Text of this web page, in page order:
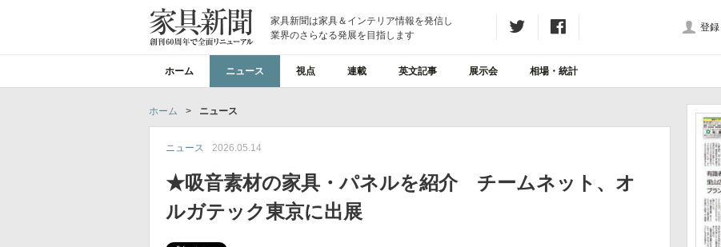
家具新聞は家具＆インテリア情報を発信し
業界のさらなる発展を目指します
登録
ホーム ニュース 視点 連載 英文記事 展示会 相場・統計
ホーム > ニュース
ニュース 2026.05.14
★吸音素材の家具・パネルを紹介 チームネット、オ
ルガテック東京に出展